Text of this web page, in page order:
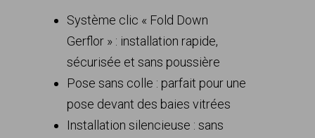
Système clic « Fold Down
Gerflor » : installation rapide,
sécurisée et sans poussière
Pose sans colle : parfait pour une
pose devant des baies vitrées
Installation silencieuse : sans